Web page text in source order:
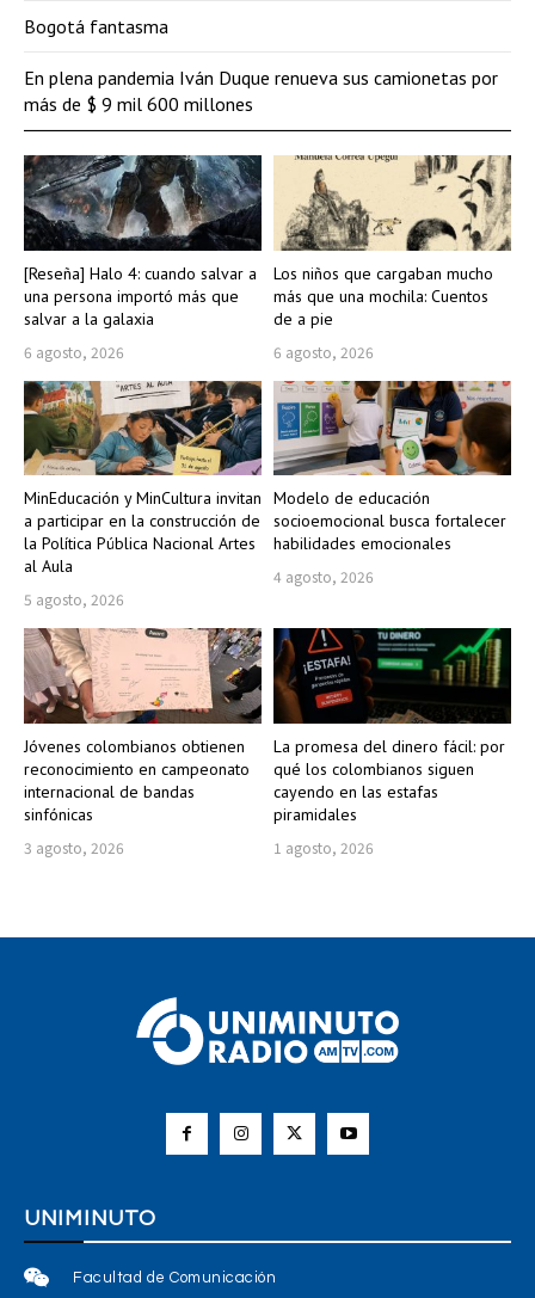
[Reseña] Halo 4: cuando salvar a
una persona importó más que
salvar a la galaxia
6 agosto, 2026
Los niños que cargaban mucho
más que una mochila: Cuentos
de a pie
6 agosto, 2026
MinEducación y MinCultura invitan
a participar en la construcción de
la Política Pública Nacional Artes
al Aula
5 agosto, 2026
Modelo de educación
socioemocional busca fortalecer
habilidades emocionales
4 agosto, 2026
Jóvenes colombianos obtienen
reconocimiento en campeonato
internacional de bandas
sinfónicas
3 agosto, 2026
La promesa del dinero fácil: por
qué los colombianos siguen
cayendo en las estafas
piramidales
1 agosto, 2026
Bogotá fantasma
En plena pandemia Iván Duque renueva sus camionetas por
más de $ 9 mil 600 millones
UNIMINUTO
Facultad de Comunicación